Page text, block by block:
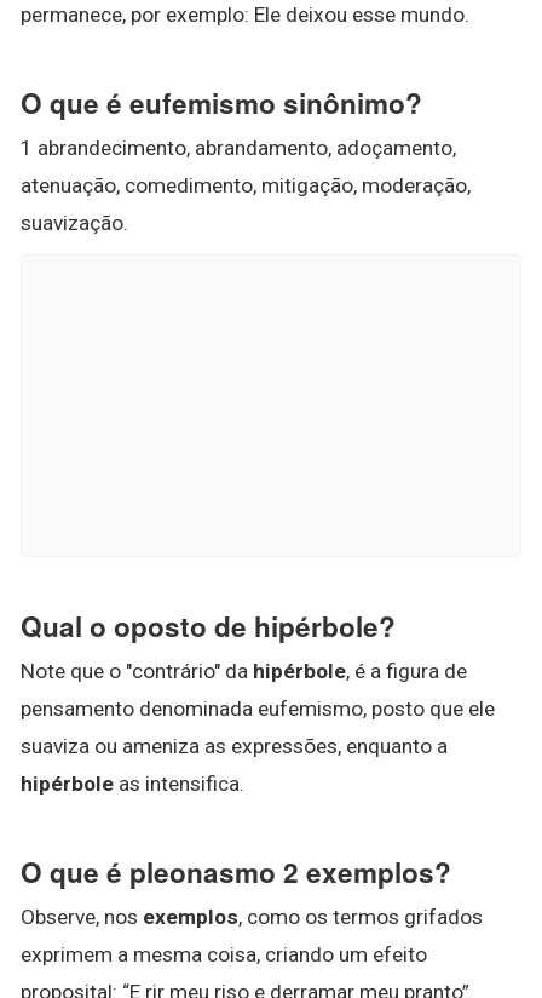
permanece, por exemplo: Ele deixou esse mundo.
O que é eufemismo sinônimo?
1 abrandecimento, abrandamento, adoçamento,
atenuação, comedimento, mitigação, moderação,
suavização.
Qual o oposto de hipérbole?
Note que o "contrário" da hipérbole, é a figura de
pensamento denominada eufemismo, posto que ele
suaviza ou ameniza as expressões, enquanto a
hipérbole as intensifica.
O que é pleonasmo 2 exemplos?
Observe, nos exemplos, como os termos grifados
exprimem a mesma coisa, criando um efeito
proposital: “E rir meu riso e derramar meu pranto”